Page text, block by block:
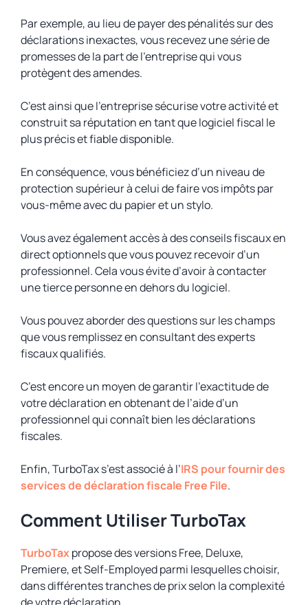
Par exemple, au lieu de payer des pénalités sur des
déclarations inexactes, vous recevez une série de
promesses de la part de l’entreprise qui vous
protègent des amendes.
C’est ainsi que l’entreprise sécurise votre activité et
construit sa réputation en tant que logiciel fiscal le
plus précis et fiable disponible.
En conséquence, vous bénéficiez d’un niveau de
protection supérieur à celui de faire vos impôts par
vous-même avec du papier et un stylo.
Vous avez également accès à des conseils fiscaux en
direct optionnels que vous pouvez recevoir d’un
professionnel. Cela vous évite d’avoir à contacter
une tierce personne en dehors du logiciel.
Vous pouvez aborder des questions sur les champs
que vous remplissez en consultant des experts
fiscaux qualifiés.
C’est encore un moyen de garantir l’exactitude de
votre déclaration en obtenant de l’aide d’un
professionnel qui connaît bien les déclarations
fiscales.
Enfin, TurboTax s’est associé à l’IRS pour fournir des
services de déclaration fiscale Free File.
Comment Utiliser TurboTax
TurboTaxpropose des versions Free, Deluxe,
Premiere, et Self-Employed parmi lesquelles choisir,
dans différentes tranches de prix selon la complexité